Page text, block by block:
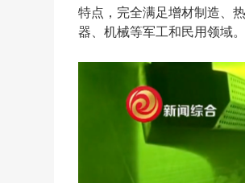
特点，完全满足增材制造、
器、机械等军工和民用领域。